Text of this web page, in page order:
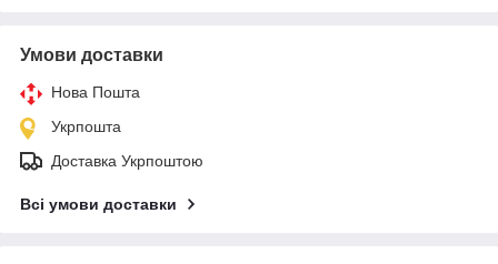
Умови доставки
Нова Пошта
Укрпошта
Доставка Укрпоштою
Всі умови доставки